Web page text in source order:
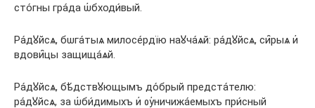
сто́гны гра́да ѡ҆бходи́вый.
Ра́дꙋйсѧ, бѡга́тыѧ милосе́рдїю наꙋча́ѧй: ра́дꙋйсѧ, си̑рыѧ и҆
вдови̑цы защища́ѧй.
Ра́дꙋйсѧ, бѣ́дствꙋющымъ до́брый предста́телю:
ра́дꙋйсѧ, за ѡ҆би́димыхъ и҆ ᲂу҆ничижа́емыхъ при́сный